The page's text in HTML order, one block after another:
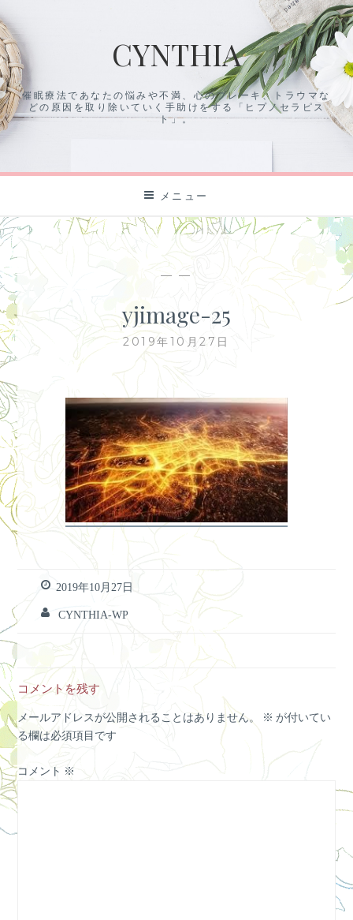
ン
テ
ン
ツ
に
ス
キ
プ
CYNTHIA
催眠療法であなたの悩みや不満、心のブレーキ、トラウマな
どの原因を取り除いていく手助けをする「ヒプノセラピス
ト」。
メニュー
— —
yjimage-25
2019年10月27日
2019年10月27日
CYNTHIA-WP
コメントを残す
メールアドレスが公開されることはありません。 ※ が付いてい
る欄は必須項目です
コメント ※